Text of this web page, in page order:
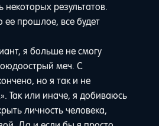
результатов.
прошлое, все будет
я больше не смогу
меч. С
но я так и не
Так или иначе, я добиваюсь
личность человека,